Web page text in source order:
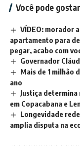
Você pode
VÍDEO: morador
apartamento para
pegar, acabo com
Governador
Mais de 1 milhão
ano
Justiça
em Copacabana e
Longevidade
amplia disputa na